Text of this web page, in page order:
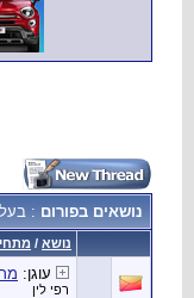
נושאים בפורום :
נושא /
עוגן:
רפי לין